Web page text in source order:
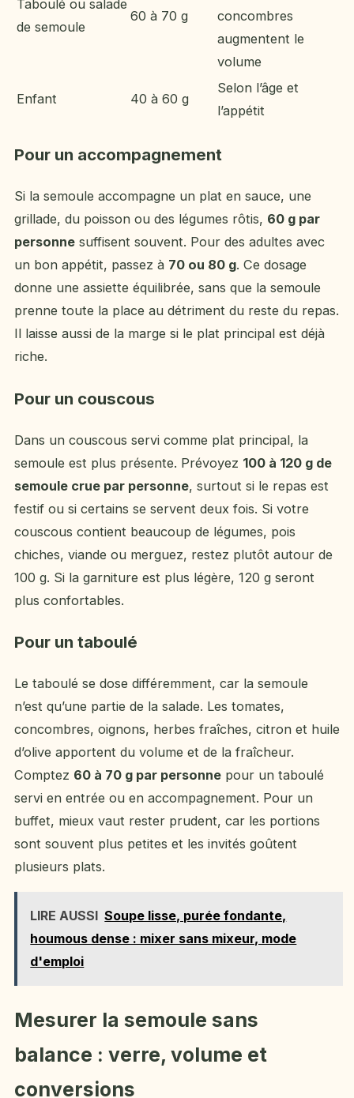
Taboulé ou salade
de semoule
60 à 70 g
concombres
augmentent le
volume
Enfant 40 à 60 g
Selon l’âge et
l’appétit
Pour un accompagnement
Si la semoule accompagne un plat en sauce, une
grillade, du poisson ou des légumes rôtis, 60 g par
personne suffisent souvent. Pour des adultes avec
un bon appétit, passez à 70 ou 80 g. Ce dosage
donne une assiette équilibrée, sans que la semoule
prenne toute la place au détriment du reste du repas.
Il laisse aussi de la marge si le plat principal est déjà
riche.
Pour un couscous
Dans un couscous servi comme plat principal, la
semoule est plus présente. Prévoyez 100 à 120 g de
semoule crue par personne, surtout si le repas est
festif ou si certains se servent deux fois. Si votre
couscous contient beaucoup de légumes, pois
chiches, viande ou merguez, restez plutôt autour de
100 g. Si la garniture est plus légère, 120 g seront
plus confortables.
Pour un taboulé
Le taboulé se dose différemment, car la semoule
n’est qu’une partie de la salade. Les tomates,
concombres, oignons, herbes fraîches, citron et huile
d’olive apportent du volume et de la fraîcheur.
Comptez 60 à 70 g par personne pour un taboulé
servi en entrée ou en accompagnement. Pour un
buffet, mieux vaut rester prudent, car les portions
sont souvent plus petites et les invités goûtent
plusieurs plats.
LIRE AUSSI Soupe lisse, purée fondante,
houmous dense : mixer sans mixeur, mode
d'emploi
Mesurer la semoule sans
balance : verre, volume et
conversions